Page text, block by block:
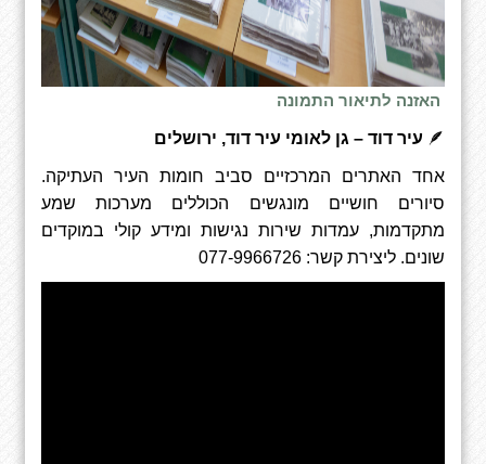
האזנה לתיאור התמונה
🪶 עיר דוד – גן לאומי עיר דוד, ירושלים
אחד האתרים המרכזיים סביב חומות העיר העתיקה.
סיורים חושיים מונגשים הכוללים מערכות שמע
מתקדמות, עמדות שירות נגישות ומידע קולי במוקדים
שונים. ליצירת קשר: 077-9966726